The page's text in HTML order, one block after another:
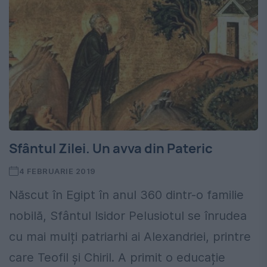
Sfântul Zilei. Un avva din Pateric
4 FEBRUARIE 2019
Născut în Egipt în anul 360 dintr-o familie
nobilă, Sfântul Isidor Pelusiotul se înrudea
cu mai mulți patriarhi ai Alexandriei, printre
care Teofil și Chiril. A primit o educație